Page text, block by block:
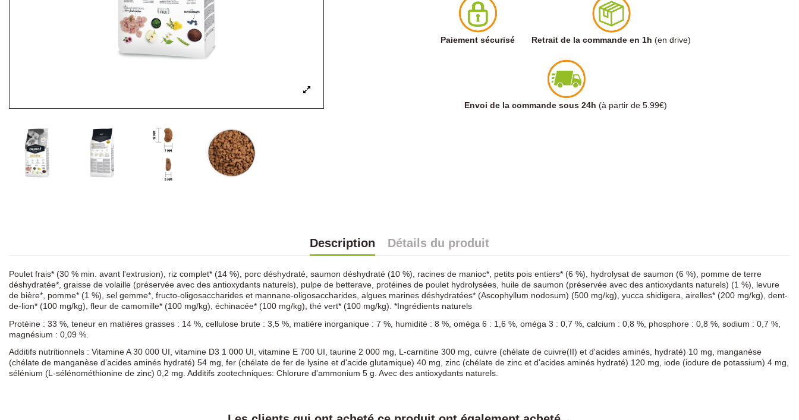
Paiement sécurisé Retrait de la commande en 1h (en drive)
Envoi de la commande sous 24h (à partir de 5.99€)
Description Détails du produit
Poulet frais* (30 % min. avant l'extrusion), riz complet* (14 %), porc déshydraté, saumon déshydraté (10 %), racines de manioc*, petits pois entiers* (6 %), hydrolysat de saumon (6 %), pomme de terre
déshydratée*, graisse de volaille (préservée avec des antioxydants naturels), pulpe de betterave, protéines de poulet hydrolysées, huile de saumon (préservée avec des antioxydants naturels) (1 %), levure
de bière*, pomme* (1 %), sel gemme*, fructo-oligosaccharides et mannane-oligosaccharides, algues marines déshydratées* (Ascophyllum nodosum) (500 mg/kg), yucca shidigera, airelles* (200 mg/kg), dent-
de-lion* (100 mg/kg), fleur de camomille* (100 mg/kg), échinacée* (100 mg/kg), thé vert* (100 mg/kg). *Ingrédients naturels
Protéine : 33 %, teneur en matières grasses : 14 %, cellulose brute : 3,5 %, matière inorganique : 7 %, humidité : 8 %, oméga 6 : 1,6 %, oméga 3 : 0,7 %, calcium : 0,8 %, phosphore : 0,8 %, sodium : 0,7 %,
magnésium : 0,09 %.
Additifs nutritionnels : Vitamine A 30 000 UI, vitamine D3 1 000 UI, vitamine E 700 UI, taurine 2 000 mg, L-carnitine 300 mg, cuivre (chélate de cuivre(II) et d'acides aminés, hydraté) 10 mg, manganèse
(chélate de manganèse d’acides aminés hydraté) 54 mg, fer (chélate de fer de lysine et d'acide glutamique) 40 mg, zinc (chélate de zinc et d'acides aminés hydraté) 120 mg, iode (iodure de potassium) 4 mg,
sélénium (L-sélénométhionine de zinc) 0,2 mg. Additifs zootechniques: Chlorure d'ammonium 5 g. Avec des antioxydants naturels.